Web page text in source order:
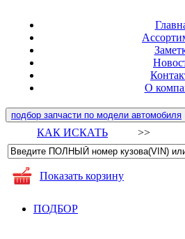
О
подбор запчасти по модели автомобиля
КАК ИСКАТЬ >>
Показать корзину
ПОДБОР